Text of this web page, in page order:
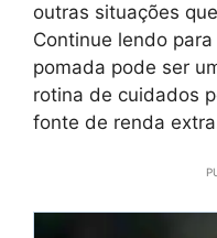
outras situações
Continue lendo
pomada pode ser
rotina de cuidados
fonte de renda